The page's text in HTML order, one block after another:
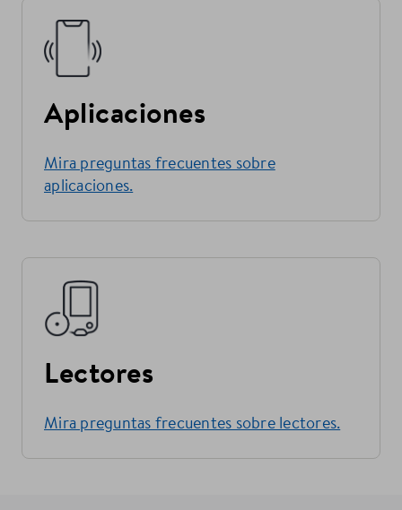
Aplicaciones
Mira preguntas frecuentes sobre
aplicaciones.
Lectores
Mira preguntas frecuentes sobre lectores.